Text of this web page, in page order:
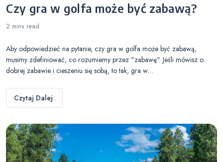
Czy gra w golfa może być zabawą?
2 mins read
Aby odpowiedzieć na pytanie, czy gra w golfa może być zabawą,
musimy zdefiniować, co rozumiemy przez "zabawę". Jeśli mówisz o
dobrej zabawie i cieszeniu się sobą, to tak, gra w…
Czytaj Dalej